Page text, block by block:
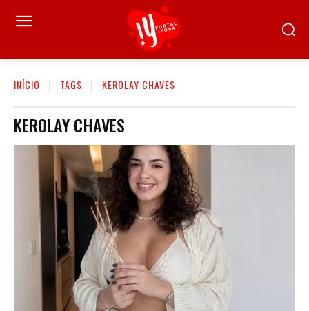
INÍCIO TAGS KEROLAY CHAVES
KEROLAY CHAVES